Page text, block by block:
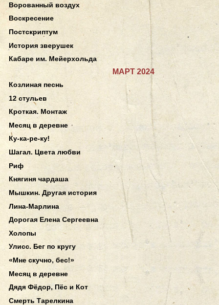
Ворованный воздух
Воскресение
Постскриптум
История зверушек
Кабаре им. Мейерхольда
МАРТ 2024
Козлиная песнь
12 стульев
Кроткая. Монтаж
Месяц в деревне
Ку-ка-ре-ку!
Шагал. Цвета любви
Риф
Княгиня чардаша
Мышкин. Другая история
Лина-Марлина
Дорогая Елена Сергеевна
Холопы
Улисс. Бег по кругу
«Мне скучно, бес!»
Месяц в деревне
Дядя Фёдор, Пёс и Кот
Смерть Тарелкина